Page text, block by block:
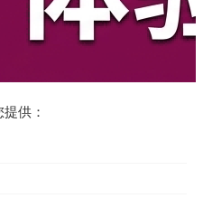
提供：